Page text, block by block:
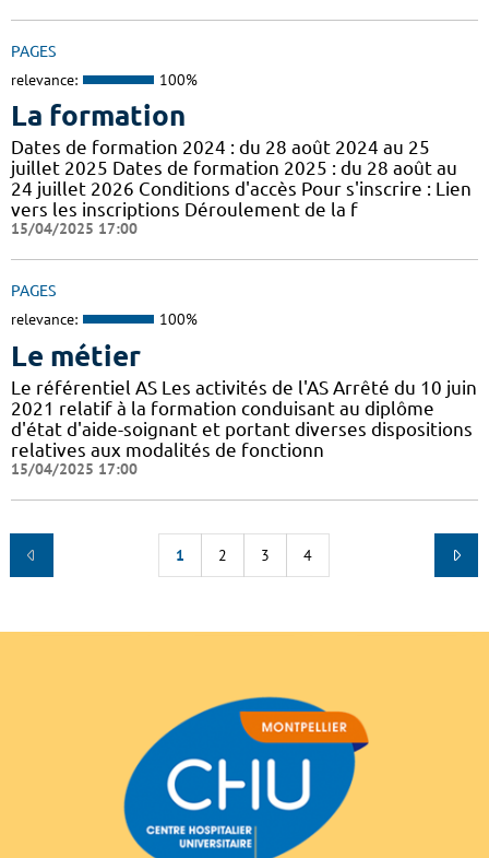
PAGES
relevance: 100%
La formation
Dates de formation 2024 : du 28 août 2024 au 25
juillet 2025 Dates de formation 2025 : du 28 août au
24 juillet 2026 Conditions d'accès Pour s'inscrire : Lien
vers les inscriptions Déroulement de la f
15/04/2025 17:00
PAGES
relevance: 100%
Le métier
Le référentiel AS Les activités de l'AS Arrêté du 10 juin
2021 relatif à la formation conduisant au diplôme
d'état d'aide-soignant et portant diverses dispositions
relatives aux modalités de fonctionn
15/04/2025 17:00
1 2 3 4